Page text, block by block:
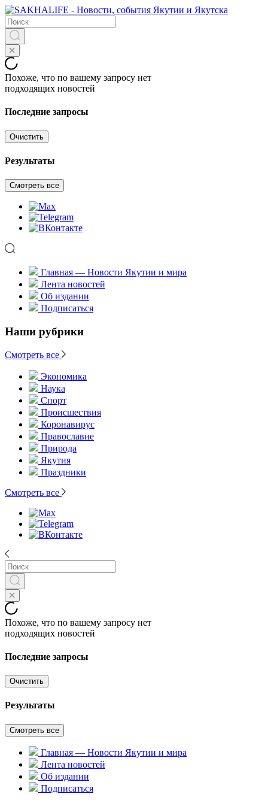
Похоже, что по вашему запросу нет
подходящих новостей
Последние запросы
Очистить
Результаты
Смотреть все
Главная — Новости Якутии и мира
Лента новостей
Об издании
Подписаться
Наши рубрики
Смотреть все
Экономика
Наука
Спорт
Происшествия
Коронавирус
Православие
Природа
Якутия
Праздники
Смотреть все
Похоже, что по вашему запросу нет
подходящих новостей
Последние запросы
Очистить
Результаты
Смотреть все
Главная — Новости Якутии и мира
Лента новостей
Об издании
Подписаться